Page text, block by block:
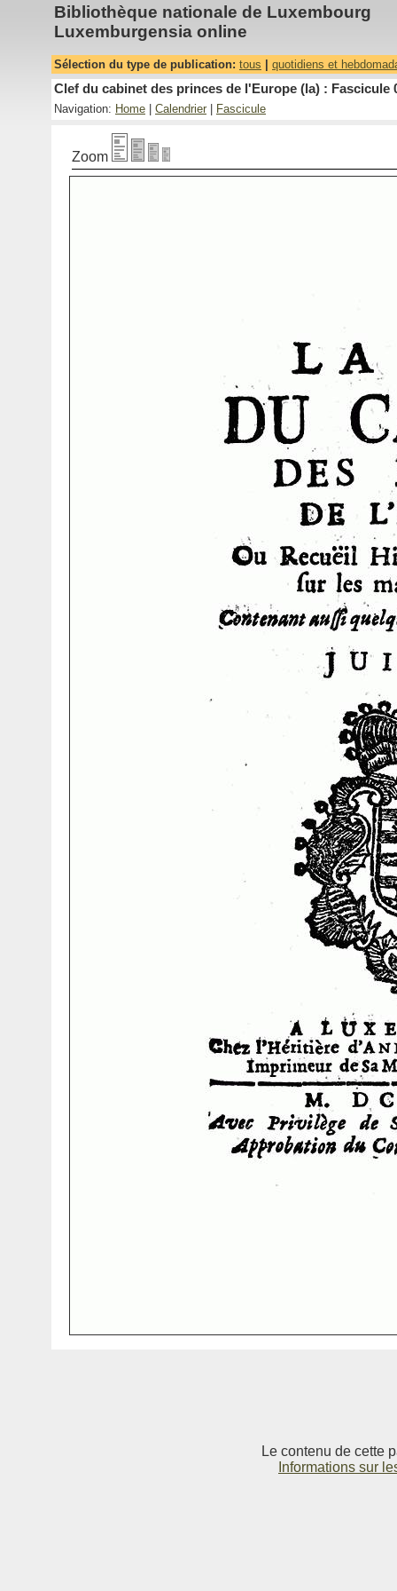
Bibliothèque nationale de Luxembourg
Luxemburgensia online
Sélection du type de publication: tous quotidiens et
Clef du cabinet des princes de l'Europe (la) : Fascicule
Navigation: Home Calendrier Fascicule
Zoom
Le contenu de cette
Informations sur